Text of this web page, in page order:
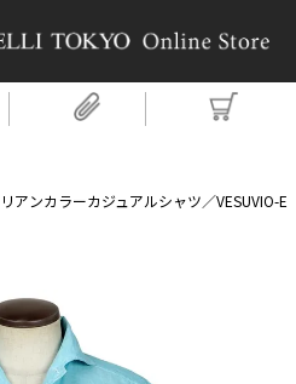
アンカラーカジュアルシャツ／VESUVIO-E